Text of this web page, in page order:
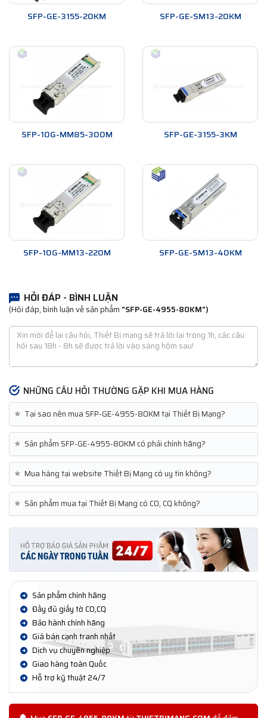
SFP-GE-3155-20KM SFP-GE-SM13-20KM
SFP-10G-MM85-300M SFP-GE-3155-3KM
SFP-10G-MM13-220M SFP-GE-SM13-40KM
HỎI ĐÁP - BÌNH LUẬN
(Hỏi đáp, bình luận về sản phẩm "SFP-GE-4955-80KM")
NHỮNG CÂU HỎI THƯỜNG GẶP KHI MUA HÀNG
★ Tại sao nên mua SFP-GE-4955-80KM tại Thiết Bị Mạng?
★ Sản phẩm SFP-GE-4955-80KM có phải chính hãng?
★ Mua hàng tại website Thiết Bị Mạng có uy tín không?
★ Sản phẩm mua tại Thiết Bị Mạng có CO, CQ không?
Sản phẩm chính hãng
Đầy đủ giấy tờ CO,CQ
Bảo hành chính hãng
Giá bán cạnh tranh nhất
Dịch vụ chuyên nghiệp
Giao hàng toàn Quốc
Hỗ trợ kỹ thuật 24/7